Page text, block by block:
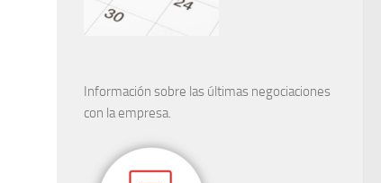
Información sobre las últimas negociaciones
con la empresa.